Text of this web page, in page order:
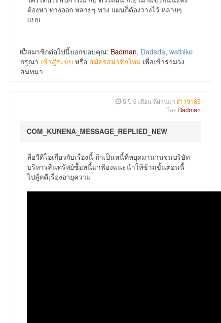
ต้องหา ทางออก หลายๆ ทาง แผนก็ต้องวางไว้ หลายๆ
แบบ
สมาชิกต่อไปนี้บอกขอบคุณ: Badman, Dadada, watbike
กรุณา เข้าสู่ระบบ หรือ สมัครสมาชิกใหม่ เพื่อเข้าร่วมวง
สนทนา
5 ปี 6 เดือน ที่ผ่านมา #119185
โดย Badman
COM_KUNENA_MESSAGE_REPLIED_NEW
สื่อวีดีโอเกี่ยวกับเรื่องนี้ ถ้าเป็นหนี้ที่หยุดมานานจนบริษัท
บริหารสินทรัพย์ซื้อหนี้มาฟ้องแนะนำให้ข้ามขั้นตอนนี้
ไปสู้คดีเรื่องอายุความ